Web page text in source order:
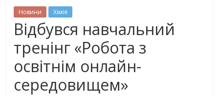
Новини Хімія
Відбувся навчальний
тренінг «Робота з
освітнім онлайн-
середовищем»